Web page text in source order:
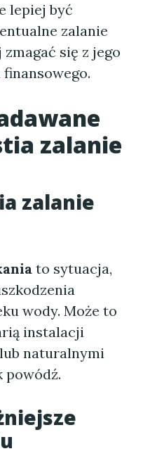
lepiej być
zalanie
się z jego
zalanie
zalanie
to sytuacja,
wody. Może to
instalacji
naturalnymi
powódź.